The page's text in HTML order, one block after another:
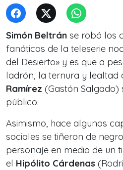
Simón Beltrán se robó los
fanáticos de la teleserie
del Desierto» y es que a
ladrón, la ternura y lealtad
Ramírez (Gastón Salgado)
público.
Asimismo, hace algunos
sociales se tiñeron de
personaje en medio de un
el Hipólito Cárdenas